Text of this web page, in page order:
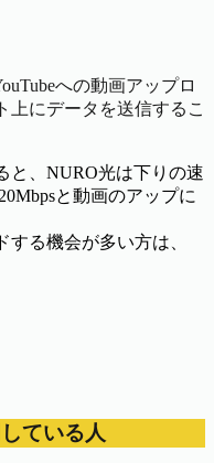
への動画アップロ
上にデータを送信するこ
と、NURO光は下りの速
と動画のアップに
る機会が多い方は、
ている人